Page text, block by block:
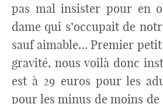
pas mal insister pour en
dame qui s’occupait de
sauf aimable… Premier petit
gravité, nous voilà donc
est à 29 euros pour les
pour les minus de moins de